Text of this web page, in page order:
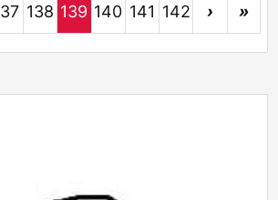
138 139 140 141 142 › »